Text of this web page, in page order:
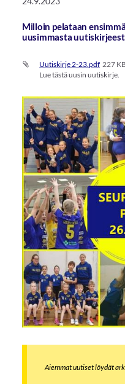
Milloin pelataan
uusimmasta
Uutiskirje 2-23.pdf 227 KB
Lue tästä uusin uutiskirje.
Aiemmat uutiset löydät